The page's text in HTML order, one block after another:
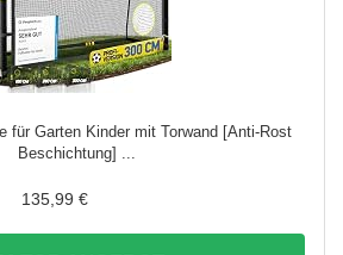
für Garten Kinder mit Torwand [Anti-Rost
Beschichtung] ...
135,99 €